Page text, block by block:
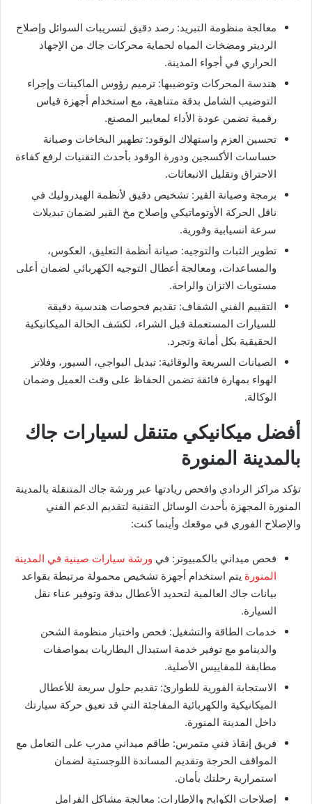
​معالجة منظومة التبريد: رصد دقيق لتسريبات السوائل وإصلاح
الرديتر ومضخات المياه لحماية محركات جاك من الإجهاد
الحراري في أجواء المدينة.
​هندسة المحركات وتوضيبها: ترميم رؤوس الماكينات وإجراء
التوضيب الشامل بدقة متناهية، مع استخدام أجهزة قياس
رقمية تضمن عودة الأداء لمعايير المصنع.
​تحسين العزم واستهلاك الوقود: تطهير البخاخات وصيانة
حساسات الأكسجين ودورة الوقود بأحدث التقنيات لرفع كفاءة
الاحتراق وتقليل الانبعاثات.
​برمجة وصيانة القير: تشخيص دقيق لأنظمة الهيدروليك في
ناقل الحركة الأوتوماتيكي وإصلاح مخ القير لضمان تبديلات
سرعة انسيابية وفورية.
​تطوير الثبات والتوجيه: صيانة أنظمة التعليق، العكوس،
والمساعدات، ومعالجة أعطال التوجيه الكهربائي لضمان أعلى
مستويات الاتزان والراحة.
​التقييم الفني الشفاف: تقديم فحوصات هندسية دقيقة
للسيارات المستعملة قبل الشراء، لكشف الحالة الميكانيكية
الحقيقية بكل أمانة وتجرد.
​الصيانات السريعة والوقائية: تبديل البواجي، السيور، وفلاتر
الهواء بمهارة فائقة تضمن الحفاظ على وقت العميل وضمان
الوكالة.
​أفضل ميكانيكي متنقل لسيارات جاك
بالمدينة المنورة
​تؤكد مراكز الردادي وافحص ريادتها عبر ورشة جاك المتنقلة بالمدينة
المنورة المجهزة بأحدث الوسائل التقنية لتقديم الدعم الفني
والإصلاح الفوري في موقعك وأينما كنت:
​فحص ميداني بالكمبيوتر: في ورشة سيارات صينية في المدينة
المنورة يتم استخدام أجهزة تشخيص محمولة مرتبطة بقواعد
بيانات جاك العالمية لتحديد الأعطال بدقة وتوفير عناء نقل
السيارة.
​خدمات الطاقة والتشغيل: فحص واختبار منظومة الشحن
والدينامو مع توفير خدمة استبدال البطاريات بمواصفات
مطابقة للمقاييس الأصلية.
​الاستجابة الفورية للطوارئ: تقديم حلول سريعة للأعطال
الميكانيكية والكهربائية المفاجئة التي قد تعيق حركة سيارتك
داخل المدينة المنورة.
​فريق إنقاذ فني متمرس: طاقم ميداني مدرب على التعامل مع
المواقف الحرجة وتقديم المساندة اللوجستية لضمان
استمرارية رحلتك بأمان.
​إصلاحات الكوابح والإطارات: معالجة مشاكل الفرامل